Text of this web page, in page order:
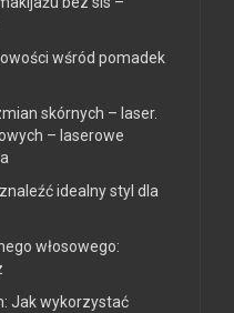
wśród pomadek
skórnych – laser.
– laserowe
idealny styl dla
włosowego:
Jak wykorzystać